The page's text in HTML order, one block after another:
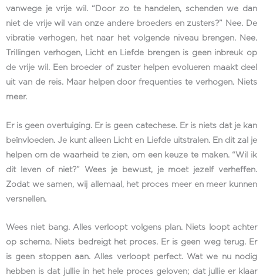
vanwege je vrije wil. “Door zo te handelen, schenden we dan
niet de vrije wil van onze andere broeders en zusters?” Nee. De
vibratie verhogen, het naar het volgende niveau brengen. Nee.
Trillingen verhogen, Licht en Liefde brengen is geen inbreuk op
de vrije wil. Een broeder of zuster helpen evolueren maakt deel
uit van de reis. Maar helpen door frequenties te verhogen. Niets
meer.
Er is geen overtuiging. Er is geen catechese. Er is niets dat je kan
beïnvloeden. Je kunt alleen Licht en Liefde uitstralen. En dit zal je
helpen om de waarheid te zien, om een keuze te maken. “Wil ik
dit leven of niet?” Wees je bewust, je moet jezelf verheffen.
Zodat we samen, wij allemaal, het proces meer en meer kunnen
versnellen.
Wees niet bang. Alles verloopt volgens plan. Niets loopt achter
op schema. Niets bedreigt het proces. Er is geen weg terug. Er
is geen stoppen aan. Alles verloopt perfect. Wat we nu nodig
hebben is dat jullie in het hele proces geloven; dat jullie er klaar